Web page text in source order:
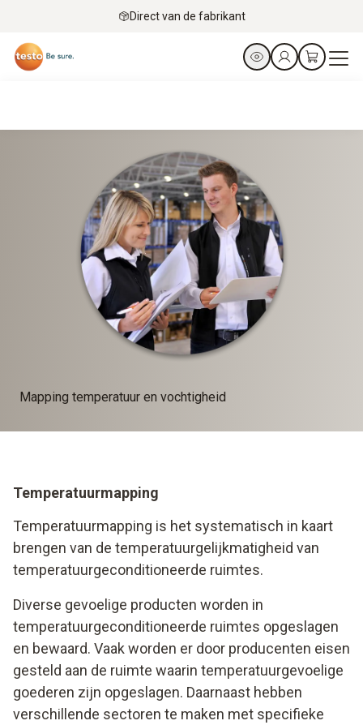
Direct van de fabrikant
Mapping temperatuur en vochtigheid
Temperatuurmapping
Temperatuurmapping is het systematisch in kaart
brengen van de temperatuurgelijkmatigheid van
temperatuurgeconditioneerde ruimtes.
Diverse gevoelige producten worden in
temperatuurgeconditioneerde ruimtes opgeslagen
en bewaard. Vaak worden er door producenten eisen
gesteld aan de ruimte waarin temperatuurgevoelige
goederen zijn opgeslagen. Daarnaast hebben
verschillende sectoren te maken met specifieke